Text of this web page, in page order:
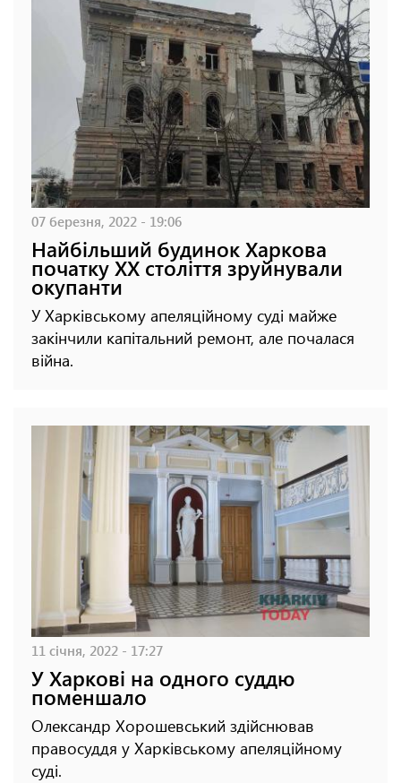
07 березня, 2022 - 19:06
Найбільший будинок Харкова
початку XX століття зруйнували
окупанти
У Харківському апеляційному суді майже
закінчили капітальний ремонт, але почалася
війна.
11 січня, 2022 - 17:27
У Харкові на одного суддю
поменшало
Олександр Хорошевський здійснював
правосуддя у Харківському апеляційному
суді.